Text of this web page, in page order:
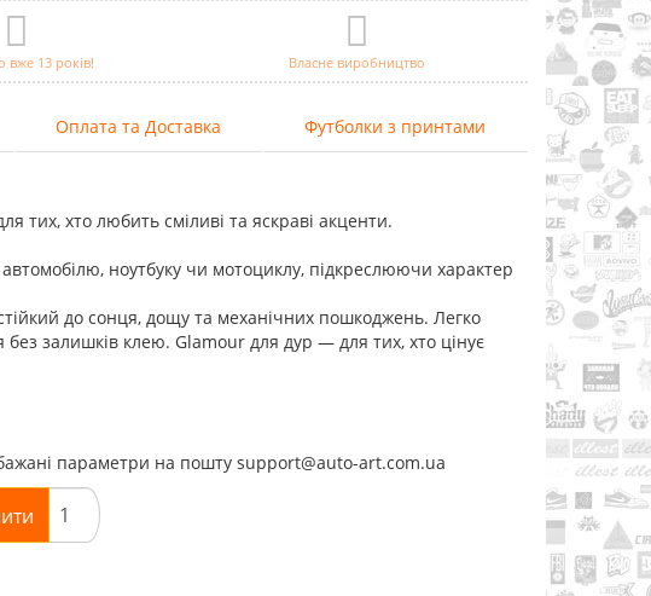
вже 13 років! Власне виробництво
Оплата та Доставка Футболки з принтами
тих, хто любить сміливі та яскраві акценти.
ноутбуку чи мотоциклу, підкреслюючи характер
до сонця, дощу та механічних пошкоджень. Легко
без залишків клею. Glamour для дур — для тих, хто цінує
параметри на пошту support@auto-art.com.ua